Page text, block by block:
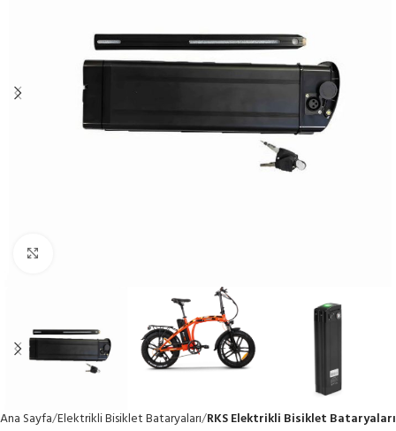
Ana Sayfa Elektrikli Bisiklet Bataryaları RKS Elektrikli Bisiklet Bataryaları